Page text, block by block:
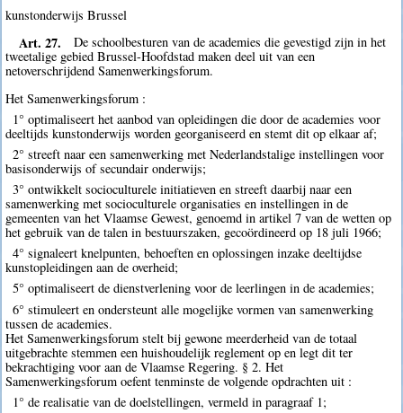
kunstonderwijs Brussel
Art. 27.
De schoolbesturen van de academies die gevestigd zijn in het
tweetalige gebied Brussel-Hoofdstad maken deel uit van een
netoverschrijdend Samenwerkingsforum.
Het Samenwerkingsforum :
1° optimaliseert het aanbod van opleidingen die door de academies voor
deeltijds kunstonderwijs worden georganiseerd en stemt dit op elkaar af;
2° streeft naar een samenwerking met Nederlandstalige instellingen voor
basisonderwijs of secundair onderwijs;
3° ontwikkelt socioculturele initiatieven en streeft daarbij naar een
samenwerking met socioculturele organisaties en instellingen in de
gemeenten van het Vlaamse Gewest, genoemd in artikel 7 van de wetten op
het gebruik van de talen in bestuurszaken, gecoördineerd op 18 juli 1966;
4° signaleert knelpunten, behoeften en oplossingen inzake deeltijdse
kunstopleidingen aan de overheid;
5° optimaliseert de dienstverlening voor de leerlingen in de academies;
6° stimuleert en ondersteunt alle mogelijke vormen van samenwerking
tussen de academies.
Het Samenwerkingsforum stelt bij gewone meerderheid van de totaal
uitgebrachte stemmen een huishoudelijk reglement op en legt dit ter
bekrachtiging voor aan de Vlaamse Regering. § 2. Het
Samenwerkingsforum oefent tenminste de volgende opdrachten uit :
1° de realisatie van de doelstellingen, vermeld in paragraaf 1;